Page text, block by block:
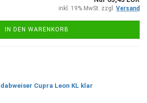
inkl. 19% MwSt. zzgl. Versand
IN DEN WARENKORB